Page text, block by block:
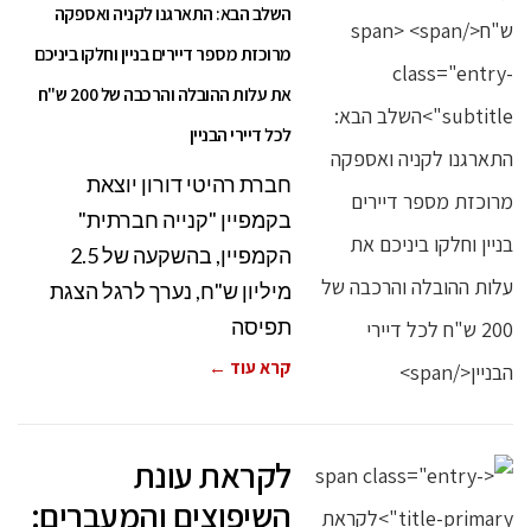
השלב הבא: התארגנו לקניה ואספקה
מרוכזת מספר דיירים בניין וחלקו ביניכם
את עלות ההובלה והרכבה של 200 ש"ח
לכל דיירי הבניין
חברת רהיטי דורון יוצאת
בקמפיין "קנייה חברתית"
הקמפיין, בהשקעה של 2.5
מיליון ש"ח, נערך לרגל הצגת
תפיסה
קרא עוד ←
לקראת עונת
השיפוצים והמעברים: